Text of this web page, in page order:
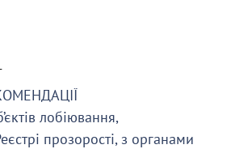
лобіювання,
прозорості, з органами